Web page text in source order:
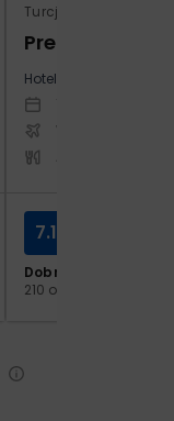
Turcja / Riwiera
Prestige
Hotel:
Warszawa -
Dobry
210 opinii
7.1